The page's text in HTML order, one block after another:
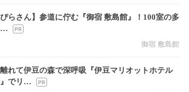
ぴらさん】参道に佇む『御宿 敷島館』！100室の多
…
御宿 敷島館
れて伊豆の森で深呼吸『伊豆マリオットホテル
でリ…